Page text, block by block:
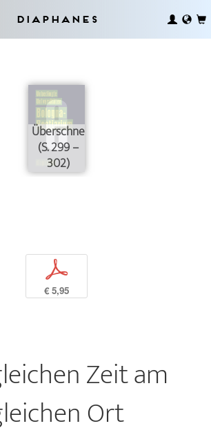
Diaphanes
Überschneidungsfreiheit
(S. 299 –
302)
p
€ 5,95
Zeit am
Ort